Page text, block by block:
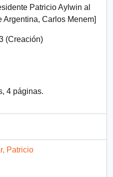
Patricio Aylwin al
Argentina, Carlos Menem]
(Creación)
4 páginas.
Patricio